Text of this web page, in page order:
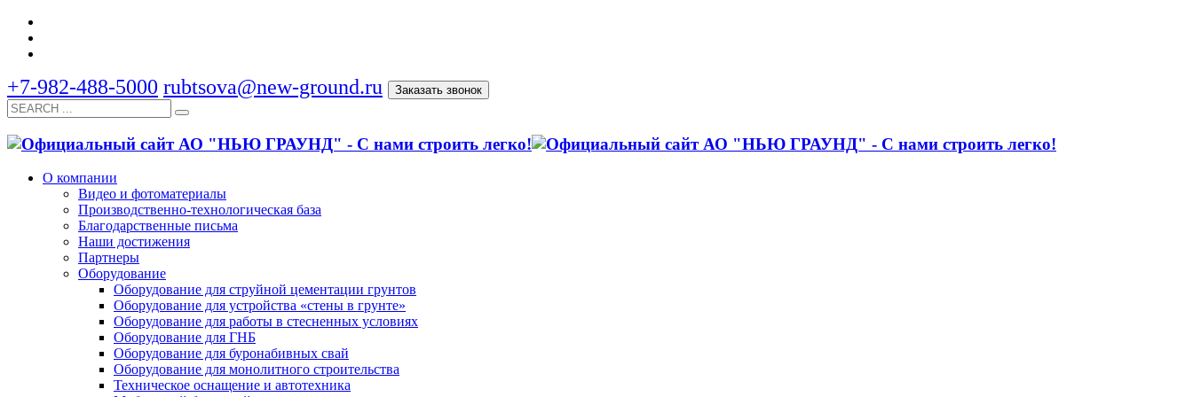
+7-982-488-5000 rubtsova@new-ground.ru Заказать звонок
О компании
Видео и фотоматериалы
Производственно-технологическая база
Благодарственные письма
Наши достижения
Партнеры
Оборудование
Оборудование для струйной цементации грунтов
Оборудование для устройства «стены в грунте»
Оборудование для работы в стесненных условиях
Оборудование для ГНБ
Оборудование для буронабивных свай
Оборудование для монолитного строительства
Техническое оснащение и автотехника